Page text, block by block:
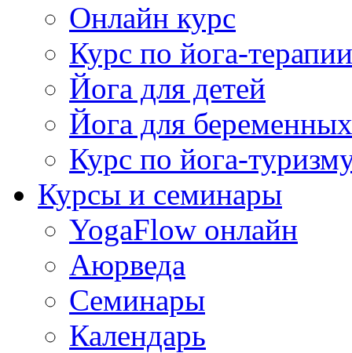
Онлайн курс
Курс по йога-терапии
Йога для детей
Йога для беременных
Курс по йога-
Курсы и семинары
YogaFlow онлайн
Аюрведа
Семинары
Календарь